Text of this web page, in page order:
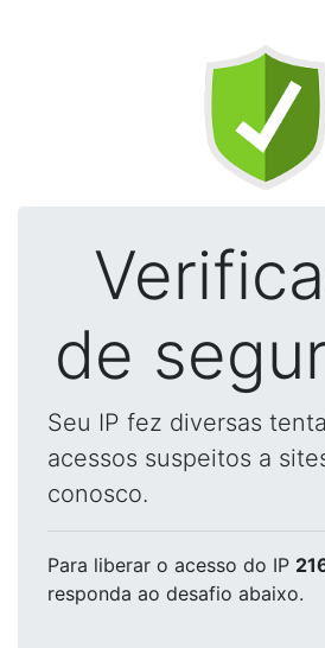
de
Seu IP fez diversas
acessos suspeitos a
conosco.
Para liberar o acesso do IP
responda ao desafio abaixo.